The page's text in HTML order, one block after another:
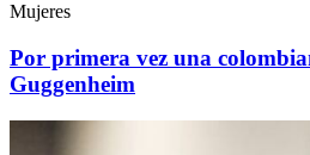
Mujeres
Por primera vez una
Guggenheim